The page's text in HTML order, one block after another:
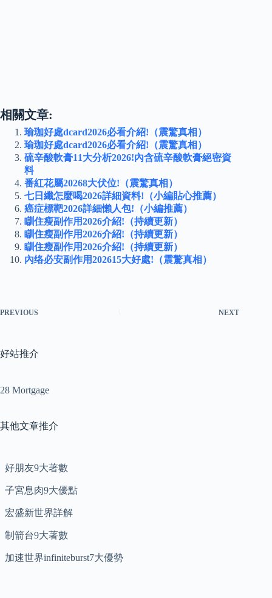
相關文章:
瑜珈好處dcard2026必看介紹!（震驚真相）
瑜珈好處dcard2026必看介紹!（震驚真相）
硫辛酸軟膏11大分析2026!內含硫辛酸軟膏絕密資
料
番紅花屬20268大伏位!（震驚真相）
七日纖怎麼喝2026詳細資料!（小編貼心推薦）
癌症標靶2026詳細懶人包!（小編推薦）
瞓住瘦副作用2026介紹!（持續更新）
瞓住瘦副作用2026介紹!（持續更新）
瞓住瘦副作用2026介紹!（持續更新）
內络必安副作用202615大好處!（震驚真相）
PREVIOUS NEXT
好站推介
28 Mortgage
其他文章推介
好朋友9大著數
子宮息肉9大優點
宏盛新世界詳解
制箭台9大著數
加速世界infiniteburst7大優勢